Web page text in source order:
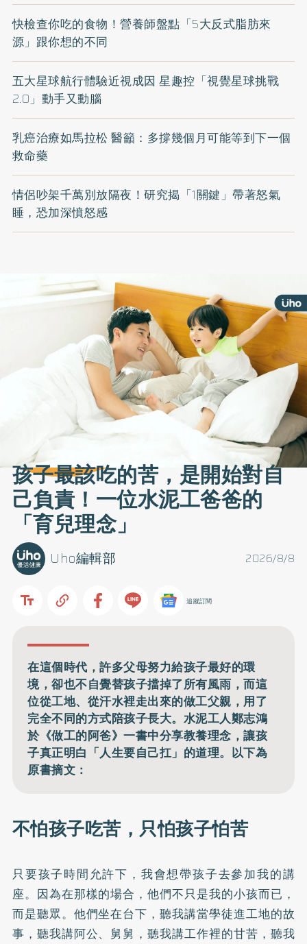
快檢查你吃的食物！營養師盤點「5大反式脂肪來
源」跟你想的不同
五大星球航行體驗近視成因 星趣控「視覺星球挑戰
2.0」動手又動腦
乳癌治療如馬拉松 醫籲：多撐幾個月可能等到下一個
救命藥
情侶吵架千萬別放隔夜！研究揭「1關鍵」帶著怒氣
睡，恐加深憤怒感
孩子最該吃的苦，是開始對自
己負責！一位水泥工爸爸的
「育兒理念」
2026/8/8
Uho編輯部
追蹤訂閱
在這個時代，許多父母努力給孩子最好的環
境，卻也不自覺替孩子擋掉了所有風雨，而這
位從工地、從汗水裡走出來的做工父親，用了
完全不同的方式陪孩子長大。水泥工人鄭志鴻
於《做工的阿爸》一書中分享教養理念，讓孩
子真正明白「人生要自己扛」的道理。以下為
原書摘文：
不怕孩子吃苦，只怕孩子怕苦
只要孩子時間允許下，我會想帶孩子去參加我的講
座。因為在那樣的場合，他們不只是我的小孩而已，
而是聽眾。他們坐在台下，聽我講當學徒進工地的故
事，聽我講阿公、舅舅，聽我講工作裡的甘苦，聽我